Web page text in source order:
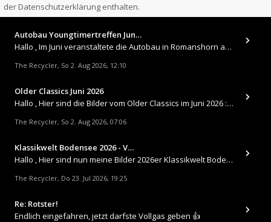
der Datenschutzerklärung enthalten.
Autobau Youngtimertreffen Jun…
Hallo , Im Juni veranstaltete die Autobau in Romanshorn auf ihrem Gelände ein kleines Youngtimertreffen : https://up.
The Recycler, So 2. Aug 2026, 12:10
Older Classics Juni 2026
​Hallo , Hier sind die Bilder vom Older Classics im Juni 2026 : https://up.picr.de/51155940wd.jpg https://up.pic
The Recycler, So 2. Aug 2026, 07:06
Klassikwelt Bodensee 2026 - V…
Hallo , Hier sind nun meine Bilder 2026er Klassikwelt Bodensee 😀 https://up.picr.de/51125547rb.jpg https://up.pi
The Recycler, Do 23. Jul 2026, 19:25
Re: Rotster!
Endlich eingefahren, jetzt darfste Vollgas geben 👍